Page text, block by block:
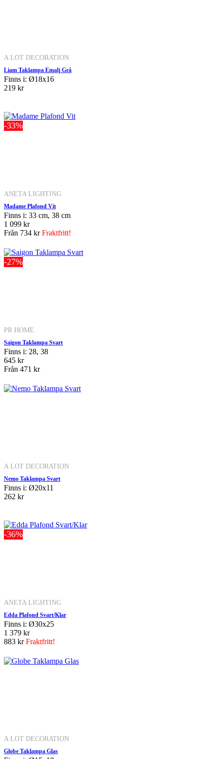
A LOT DECORATION
Liam Taklampa Emalj Grå
Finns i: Ø18x16
219 kr
-33%
ANETA LIGHTING
Madame Plafond Vit
Finns i: 33 cm, 38 cm
1 099 kr
Från 734 krFraktfritt!
-27%
PR HOME
Saigon Taklampa Svart
Finns i: 28, 38
645 kr
Från 471 kr
A LOT DECORATION
Nemo Taklampa Svart
Finns i: Ø20x11
262 kr
-36%
ANETA LIGHTING
Edda Plafond Svart/Klar
Finns i: Ø30x25
1 379 kr
883 krFraktfritt!
A LOT DECORATION
Globe Taklampa Glas